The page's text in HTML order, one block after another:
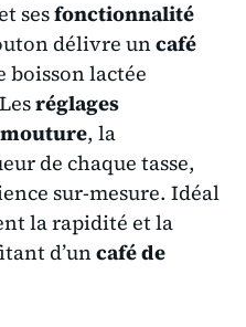
sesfonctionnalité
délivre uncafé
boisson lactée
réglages
mouture, la
de chaque tasse,
sur-mesure. Idéal
la rapidité et la
d’uncafé de